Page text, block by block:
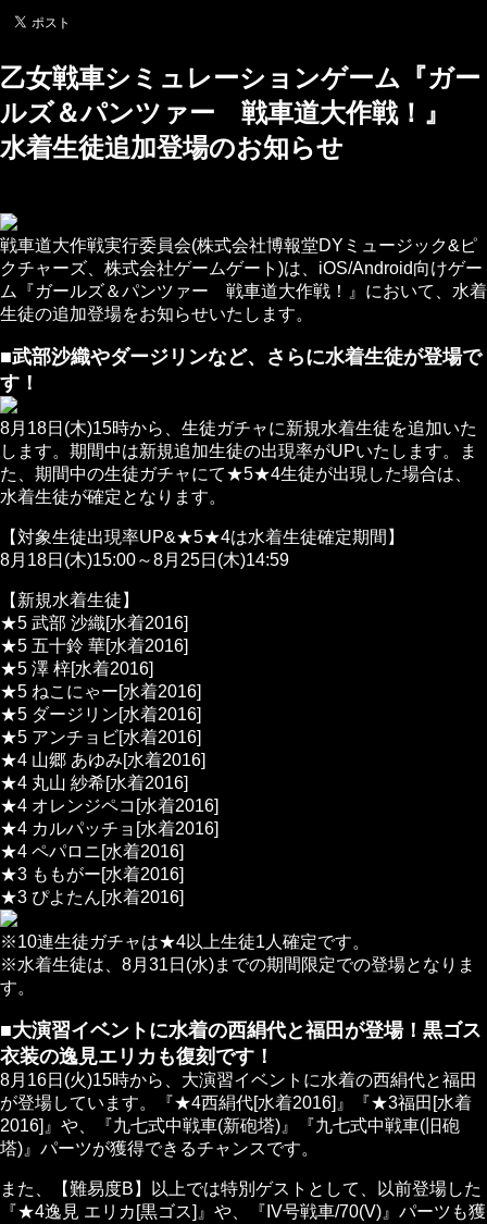
乙女戦車シミュレーションゲーム『ガー
ルズ＆パンツァー 戦車道大作戦！』
水着生徒追加登場のお知らせ
戦車道大作戦実行委員会(株式会社博報堂DYミュージック&ピ
クチャーズ、株式会社ゲームゲート)は、iOS/Android向けゲー
ム『ガールズ＆パンツァー 戦車道大作戦！』において、水着
生徒の追加登場をお知らせいたします。
■武部沙織やダージリンなど、さらに水着生徒が登場で
す！
8月18日(木)15時から、生徒ガチャに新規水着生徒を追加いた
します。期間中は新規追加生徒の出現率がUPいたします。ま
た、期間中の生徒ガチャにて★5★4生徒が出現した場合は、
水着生徒が確定となります。
【対象生徒出現率UP&★5★4は水着生徒確定期間】
8月18日(木)15:00～8月25日(木)14:59
【新規水着生徒】
★5 武部 沙織[水着2016]
★5 五十鈴 華[水着2016]
★5 澤 梓[水着2016]
★5 ねこにゃー[水着2016]
★5 ダージリン[水着2016]
★5 アンチョビ[水着2016]
★4 山郷 あゆみ[水着2016]
★4 丸山 紗希[水着2016]
★4 オレンジペコ[水着2016]
★4 カルパッチョ[水着2016]
★4 ペパロニ[水着2016]
★3 ももがー[水着2016]
★3 ぴよたん[水着2016]
※10連生徒ガチャは★4以上生徒1人確定です。
※水着生徒は、8月31日(水)までの期間限定での登場となりま
す。
■大演習イベントに水着の西絹代と福田が登場！黒ゴス
衣装の逸見エリカも復刻です！
8月16日(火)15時から、大演習イベントに水着の西絹代と福田
が登場しています。『★4西絹代[水着2016]』『★3福田[水着
2016]』や、『九七式中戦車(新砲塔)』『九七式中戦車(旧砲
塔)』パーツが獲得できるチャンスです。
また、【難易度B】以上では特別ゲストとして、以前登場した
『★4逸見 エリカ[黒ゴス]』や、『IV号戦車/70(V)』パーツも獲